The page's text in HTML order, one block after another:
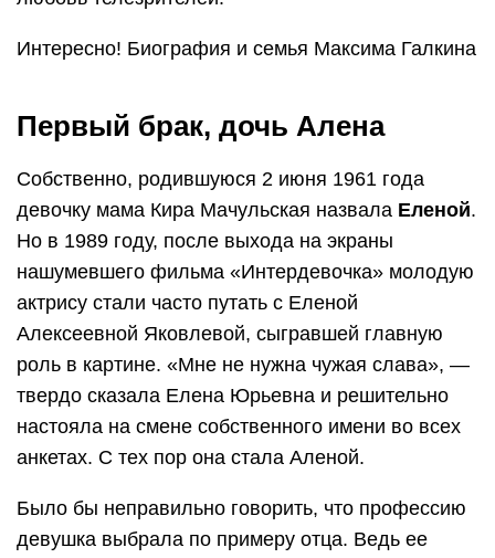
Интересно! Биография и семья Максима Галкина
Первый брак, дочь Алена
Собственно, родившуюся 2 июня 1961 года
девочку мама Кира Мачульская назвала Еленой.
Но в 1989 году, после выхода на экраны
нашумевшего фильма «Интердевочка» молодую
актрису стали часто путать с Еленой
Алексеевной Яковлевой, сыгравшей главную
роль в картине. «Мне не нужна чужая слава», —
твердо сказала Елена Юрьевна и решительно
настояла на смене собственного имени во всех
анкетах. С тех пор она стала Аленой.
Было бы неправильно говорить, что профессию
девушка выбрала по примеру отца. Ведь ее